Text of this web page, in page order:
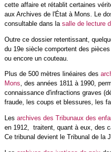
cette affaire et rétablit certaines
aux Archives de l'État à Mons. Le
consultable dans la salle de lecture
Outre ce dossier retentissant,
du 19e siècle comportent des
ou encore un couteau.
Plus de 500 mètres linéaires des
Mons, des années 1811 à 1990,
connaissance d'infractions graves
fraude, les coups et blessures, les
Les archives des Tribunaux des
en 1912, traitent, quant à eux, des
Ce tribunal devient le Tribunal de la